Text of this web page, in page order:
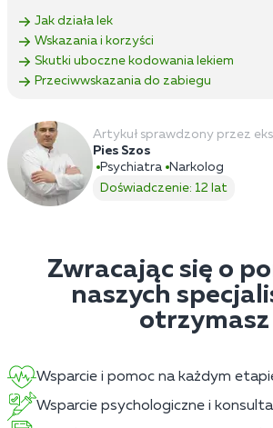
Jak działa lek
Wskazania i korzyści
Skutki uboczne kodowania lekiem
Przeciwwskazania do zabiegu
Artykuł sprawdzony przez
Pies Szos
Psychiatra
Narkolog
Doświadczenie: 12 lat
Zwracając się o
naszych
otrzymasz
Wsparcie i pomoc na każdym
Wsparcie psychologiczne i